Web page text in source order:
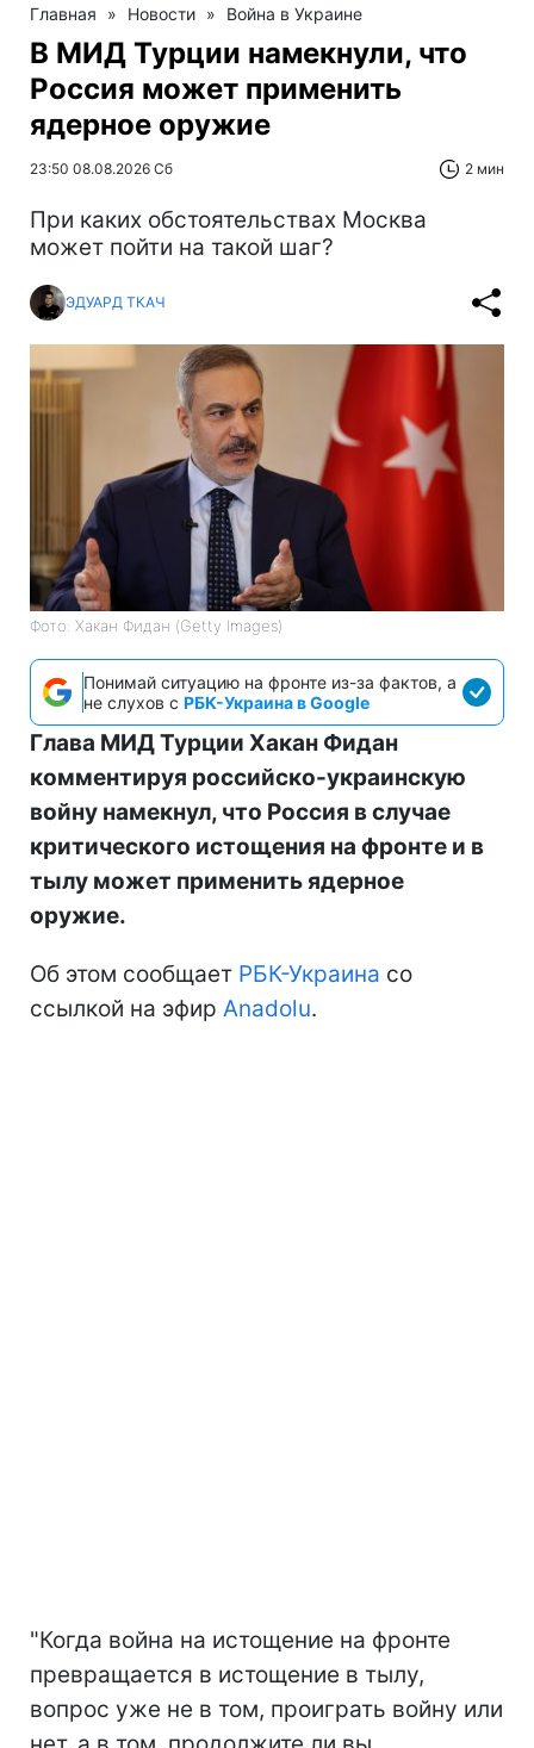
Главная » Новости » Война в Украине
В МИД Турции намекнули, что
Россия может применить
ядерное оружие
23:50 08.08.2026 Сб 2 мин
При каких обстоятельствах Москва
может пойти на такой шаг?
ЭДУАРД ТКАЧ
Фото: Хакан Фидан (Getty Images)
Понимай ситуацию на фронте из-за фактов, а
не слухов с РБК-Украина в Google
Глава МИД Турции Хакан Фидан
комментируя российско-украинскую
войну намекнул, что Россия в случае
критического истощения на фронте и в
тылу может применить ядерное
оружие.
Об этом сообщает РБК-Украина со
ссылкой на эфир Anadolu.
"Когда война на истощение на фронте
превращается в истощение в тылу,
вопрос уже не в том, проиграть войну или